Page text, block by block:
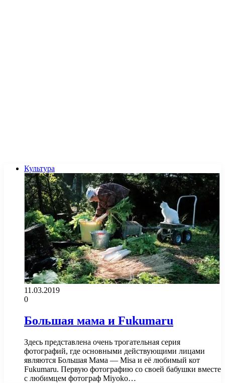
Культура
11.03.2019
0
Большая мама и Fukumaru
Здесь представлена очень трогательная серия
фотографий, где основными действующими лицами
являются Большая Мама — Misa и её любимый кот
Fukumaru. Первую фотографию со своей бабушки вместе
с любимцем фотограф Miyoko…